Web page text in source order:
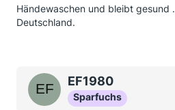
Händewaschen und bleibt gesund
Deutschland.
EF1980
Sparfuchs